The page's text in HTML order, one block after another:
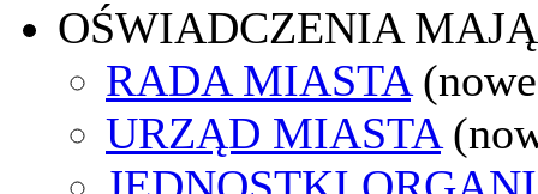
OŚWIADCZENIA
RADA MIASTA
URZĄD MIASTA